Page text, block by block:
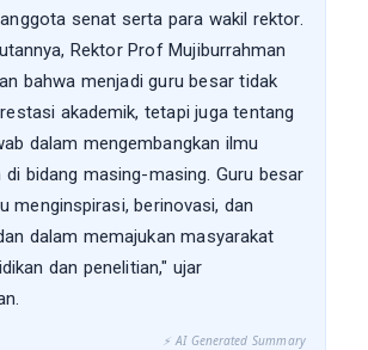
senat serta para wakil rektor.
Rektor Prof Mujiburrahman
bahwa menjadi guru besar tidak
akademik, tetapi juga tentang
dalam mengembangkan ilmu
di bidang masing-masing. Guru besar
menginspirasi, berinovasi, dan
dalam memajukan masyarakat
dan penelitian," ujar
⚡ AI Generated Summary